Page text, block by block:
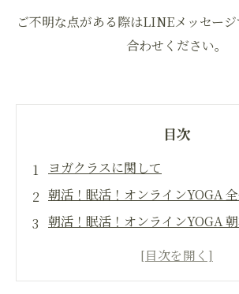
ご不明な点がある際はLINEメッセー
合わせください。
目次
ヨガクラスに関して
朝活！眠活！オンラインYOGA
朝活！眠活！オンラインYOGA